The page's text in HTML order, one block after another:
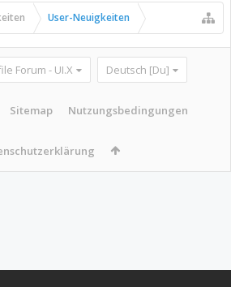
User-Neuigkeiten
Forum - UI.X Deutsch [Du]
Sitemap Nutzungsbedingungen